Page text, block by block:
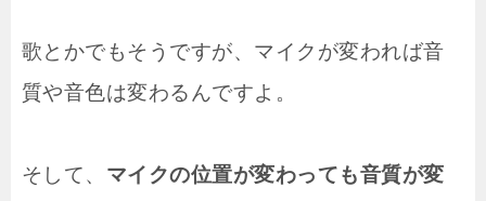
歌とかでもそうですが、マイクが変われば音
質や音色は変わるんですよ。
そして、 マイクの位置が変わっても音質が変